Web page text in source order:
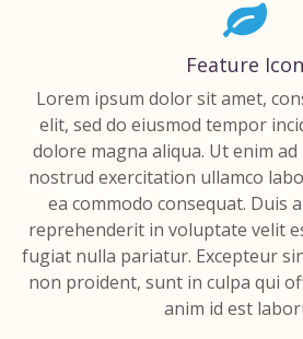
Feature Icon
Lorem ipsum dolor sit amet,
elit, sed do eiusmod tempor
dolore magna aliqua. Ut enim
nostrud exercitation ullamco
ea commodo consequat. Duis
reprehenderit in voluptate velit
fugiat nulla pariatur. Excepteur
non proident, sunt in culpa qui
anim id est